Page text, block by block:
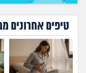
טיפים אחרונים